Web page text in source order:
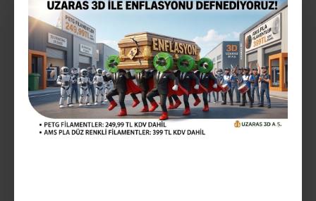
AHSAP FILAMENT MAKARASI 2,8MM
STOK: 2-3 gün içinde
MODEL: 140818UZ1408
34,99TL
Vergiler Hariç: 29,16TL